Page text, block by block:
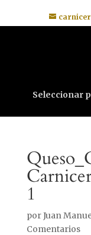
Seleccionar
1
porJuan
Comentarios